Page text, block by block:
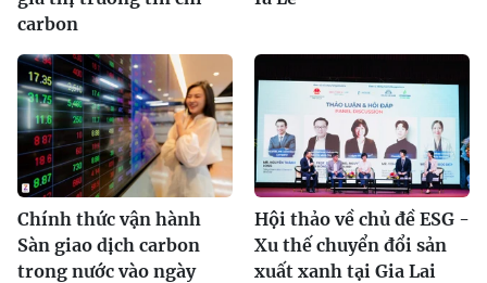
carbon
Chính thức vận hành
Sàn giao dịch carbon
trong nước vào ngày
Hội thảo về chủ đề ESG -
Xu thế chuyển đổi sản
xuất xanh tại Gia Lai